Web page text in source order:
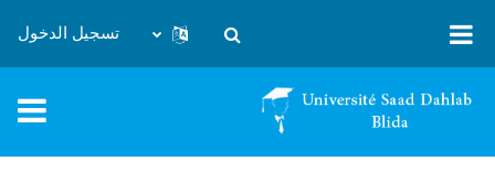
تبديل إدخال البحث
تسجيل الدخول